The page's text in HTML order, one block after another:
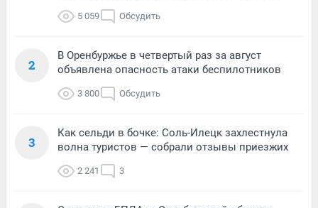
5 059 Обсудить
2
В Оренбуржье в четвертый раз за август
объявлена опасность атаки беспилотников
3 800 Обсудить
3
Как сельди в бочке: Соль-Илецк захлестнула
волна туристов — собрали отзывы приезжих
2 241 3